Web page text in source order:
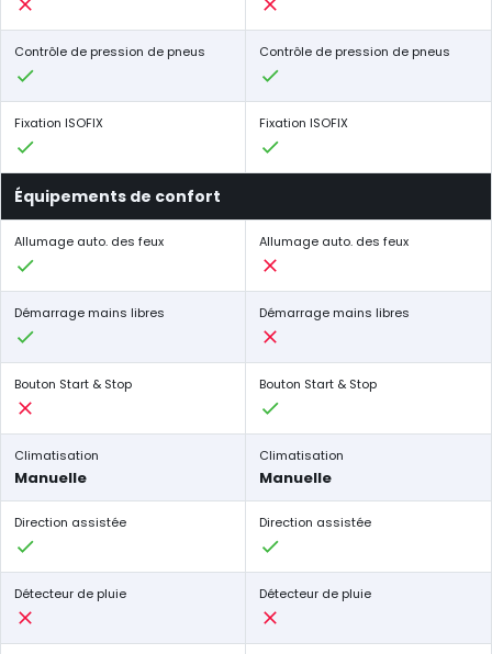
Contrôle de pression de pneus Contrôle de pression de pneus
Fixation ISOFIX Fixation ISOFIX
Équipements de confort
Allumage auto. des feux Allumage auto. des feux
Démarrage mains libres Démarrage mains libres
Bouton Start & Stop Bouton Start & Stop
Climatisation
Manuelle
Climatisation
Manuelle
Direction assistée Direction assistée
Détecteur de pluie Détecteur de pluie